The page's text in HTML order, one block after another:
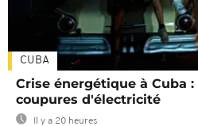
CUBA
Crise énergétique à Cuba
coupures d'électricité
Il y a 20 heures